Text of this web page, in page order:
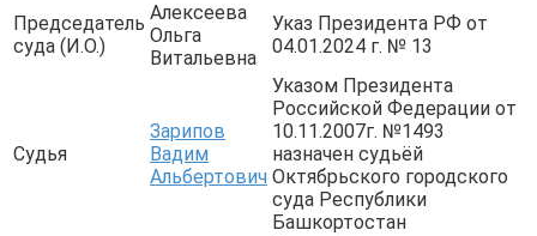
Председатель
суда (И.О.)
Алексеева
Ольга
Витальевна
Указ Президента РФ от
04.01.2024 г. № 13
Судья
Зарипов
Вадим
Альбертович
Указом Президента
Российской Федерации от
10.11.2007г. №1493
назначен судьёй
Октябрьского городского
суда Республики
Башкортостан